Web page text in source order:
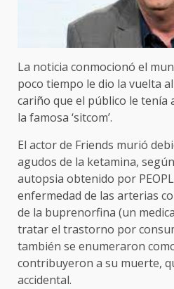
La noticia conmocionó el
poco tiempo le dio la vuelta
cariño que el público le tenía
la famosa ‘sitcom’.
El actor de Friends murió
agudos de la ketamina,
autopsia obtenido por
enfermedad de las arterias
de la buprenorfina (un
tratar el trastorno por
también se enumeraron
contribuyeron a su muerte,
accidental.